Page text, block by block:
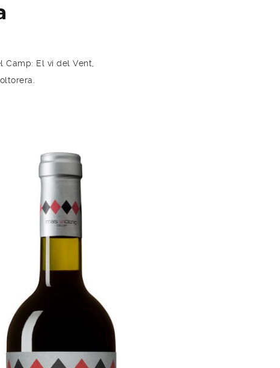
Camp: El vi del Vent,